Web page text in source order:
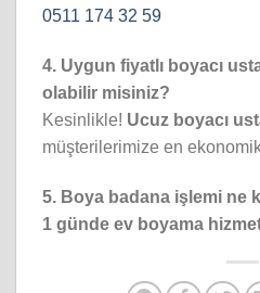
0511 174 32 59
4. Uygun fiyatlı boyacı
olabilir misiniz?
Kesinlikle! Ucuz boyacı
müşterilerimize en
5. Boya badana işlemi ne
1 günde ev boyama